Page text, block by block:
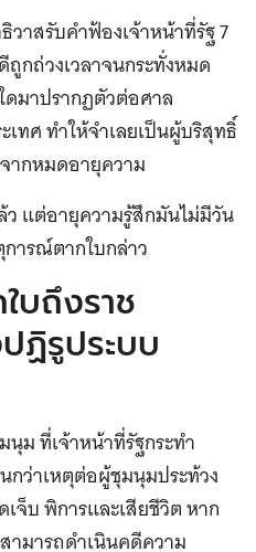
วาสรับคำฟ้องเจ้าหน้าที่รัฐ 7
กถ่วงเวลาจนกระทั่งหมด
ดมาปรากฏตัวต่อศาล
ทศ ทำให้จำเลยเป็นผู้บริสุทธิ์
ากหมดอายุความ
แต่อายุความรู้สึกมันไม่มีวัน
ารณ์ตากใบกล่าว
บถึงราช
ฏิรูประบบ
ม ที่เจ้าหน้าที่รัฐกระทำ
กว่าเหตุต่อผู้ชุมนุมประท้วง
จ็บ พิการและเสียชีวิต หาก
ามารถดำเนินคดีความ